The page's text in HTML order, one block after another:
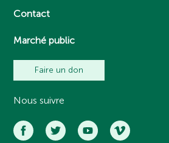
Contact
Marché public
Faire un don
Nous suivre